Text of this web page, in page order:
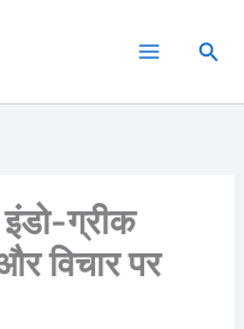
ग्रीक
विचार पर